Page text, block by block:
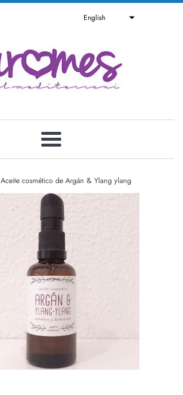
English
Menu
Aceite cosmético de Argán & Ylang ylang